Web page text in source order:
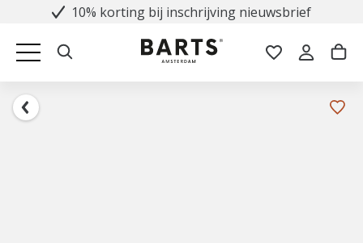
10% korting bij inschrijving nieuwsbrief